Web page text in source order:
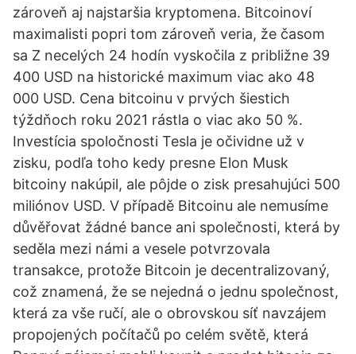
zároveň aj najstaršia kryptomena. Bitcoinoví
maximalisti popri tom zároveň veria, že časom
sa Z necelých 24 hodín vyskočila z približne 39
400 USD na historické maximum viac ako 48
000 USD. Cena bitcoinu v prvých šiestich
týždňoch roku 2021 rástla o viac ako 50 %.
Investícia spoločnosti Tesla je očividne už v
zisku, podľa toho kedy presne Elon Musk
bitcoiny nakúpil, ale pôjde o zisk presahujúci 500
miliónov USD. V případě Bitcoinu ale nemusíme
důvěřovat žádné bance ani společnosti, která by
seděla mezi námi a vesele potvrzovala
transakce, protože Bitcoin je decentralizovaný,
což znamená, že se nejedná o jednu společnost,
která za vše ručí, ale o obrovskou síť navzájem
propojených počítačů po celém světě, která